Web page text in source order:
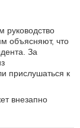
руководство
объясняют, что
За
прислушаться к
внезапно